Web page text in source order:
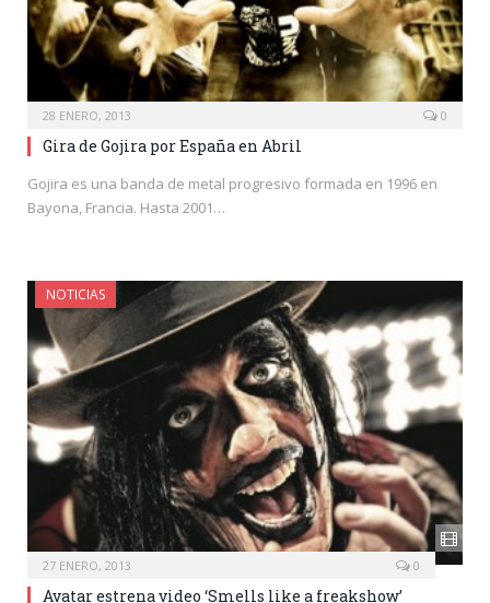
28 ENERO, 2013 0
Gira de Gojira por España en Abril
Gojira es una banda de metal progresivo formada en 1996 en
Bayona, Francia. Hasta 2001…
NOTICIAS
27 ENERO, 2013 0
Avatar estrena video ‘Smells like a freakshow’